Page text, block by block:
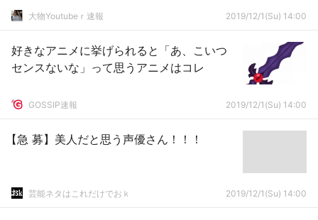
大物Youtubeｒ速報 2019/12/1(Su) 14:00
好きなアニメに挙げられると「あ、こいつ
センスないな」って思うアニメはコレ
GOSSIP速報 2019/12/1(Su) 14:00
【急 募】美人だと思う声優さん！！！
芸能ネタはこれだけでおｋ 2019/12/1(Su) 14:00